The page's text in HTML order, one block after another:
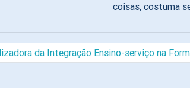
coisas, costuma